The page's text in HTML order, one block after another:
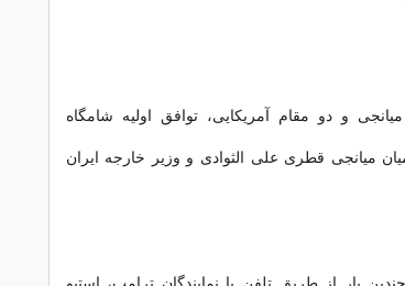
و دو مقام آمریکایی، توافق اولیه شامگاه
میانجی قطری علی الثوادی و وزیر خارجه ایران